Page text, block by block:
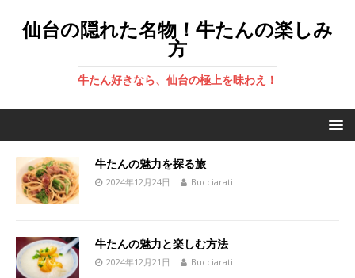
仙台の隠れた名物！牛たんの楽しみ
方
牛たん好きなら、仙台の極上を味わえ！
牛たんの魅力を探る旅
2024年12月24日 Bucciarati
牛たんの魅力と楽しむ方法
2024年12月21日 Bucciarati